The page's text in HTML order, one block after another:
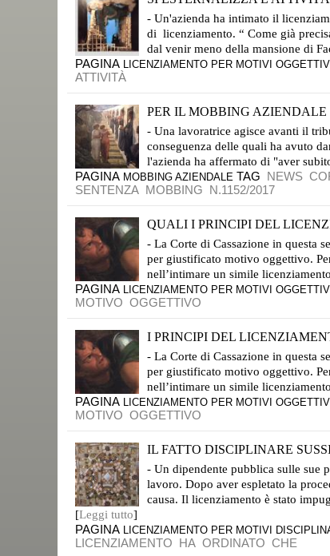
- Un'azienda ha intimato il
di licenziamento. “ Come già
dal venir meno della mansione di
PAGINA LICENZIAMENTO PER MOTIVI OGGETTIVI
ATTIVITÀ
PER IL MOBBING AZIENDALE
- Una lavoratrice agisce avanti il
conseguenza delle quali ha avuto
l'azienda ha affermato di "aver
PAGINA MOBBING AZIENDALE TAG NEWS
SENTENZA MOBBING N.1152/2017
QUALI I PRINCIPI DEL
- La Corte di Cassazione in questa
per giustificato motivo oggettivo.
nell’intimare un simile
PAGINA LICENZIAMENTO PER MOTIVI OGGETTIVI
MOTIVO OGGETTIVO
I PRINCIPI DEL
- La Corte di Cassazione in questa
per giustificato motivo oggettivo.
nell’intimare un simile
PAGINA LICENZIAMENTO PER MOTIVI OGGETTIVI
MOTIVO OGGETTIVO
IL FATTO DISCIPLINARE
- Un dipendente pubblica sulle sue
lavoro. Dopo aver espletato la
causa. Il licenziamento è stato
[Leggi tutto]
PAGINA LICENZIAMENTO PER MOTIVI
LICENZIAMENTO HA ORDINATO CHE